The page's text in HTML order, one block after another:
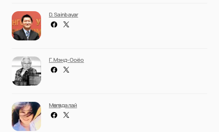
D. Sainbayar
Г. Мэнд-Ооёо
Мөнгөндалай